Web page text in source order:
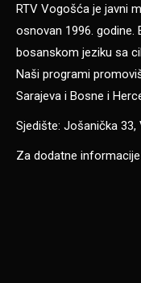
RTV Vogošća je javni
osnovan 1996. godine.
bosanskom jeziku sa
Naši programi
Sarajeva i Bosne i
Sjedište: Jošanička
Za dodatne